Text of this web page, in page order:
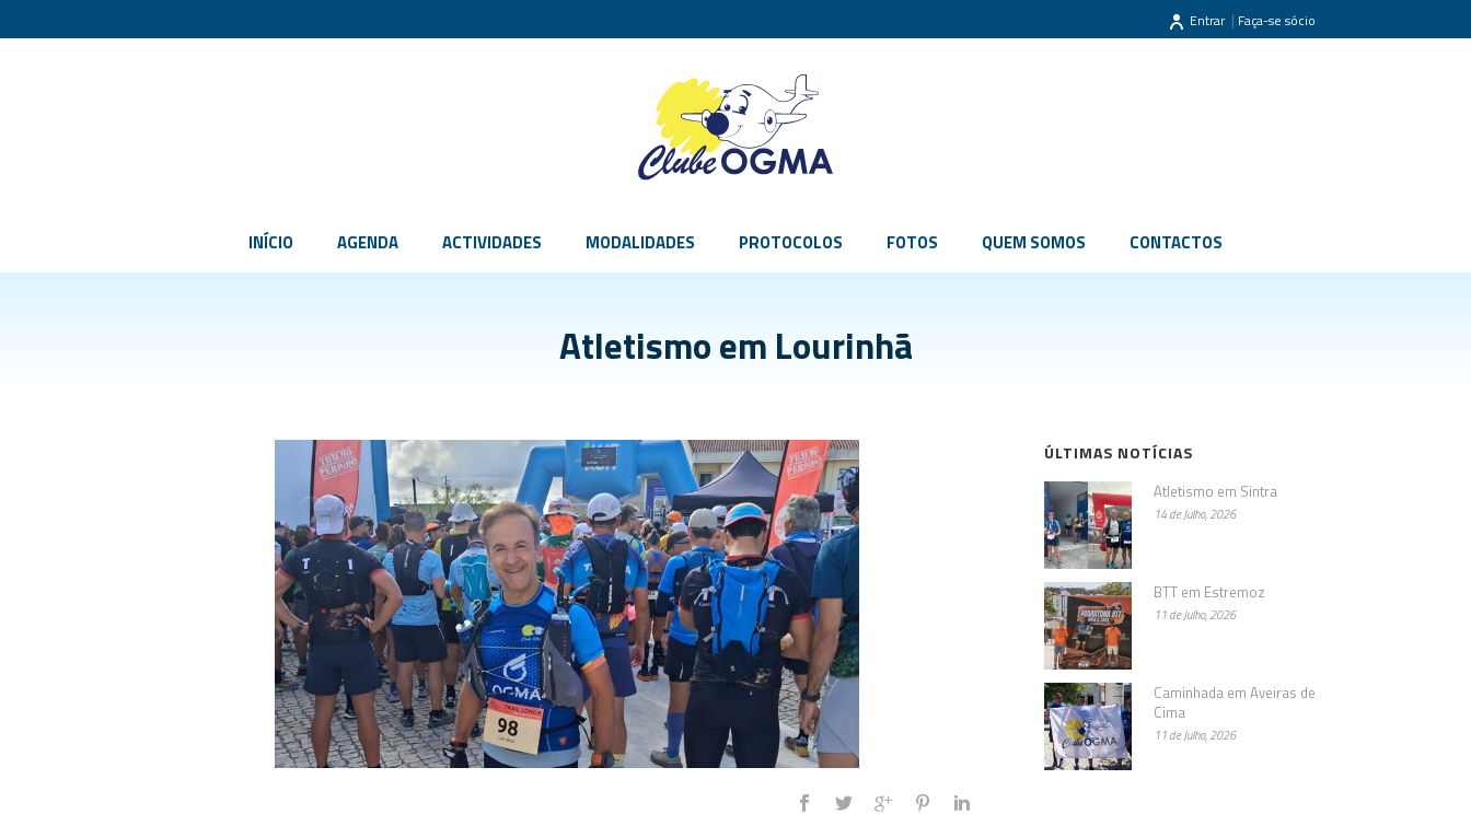
Entrar | Faça-se sócio
INÍCIO AGENDA ACTIVIDADES MODALIDADES PROTOCOLOS FOTOS QUEM SOMOS CONTACTOS
Atletismo em Lourinhã
ÚLTIMAS NOTÍCIAS
Atletismo em Sintra
14 de Julho, 2026
BTT em Estremoz
11 de Julho, 2026
Caminhada em Aveiras de
Cima
11 de Julho, 2026